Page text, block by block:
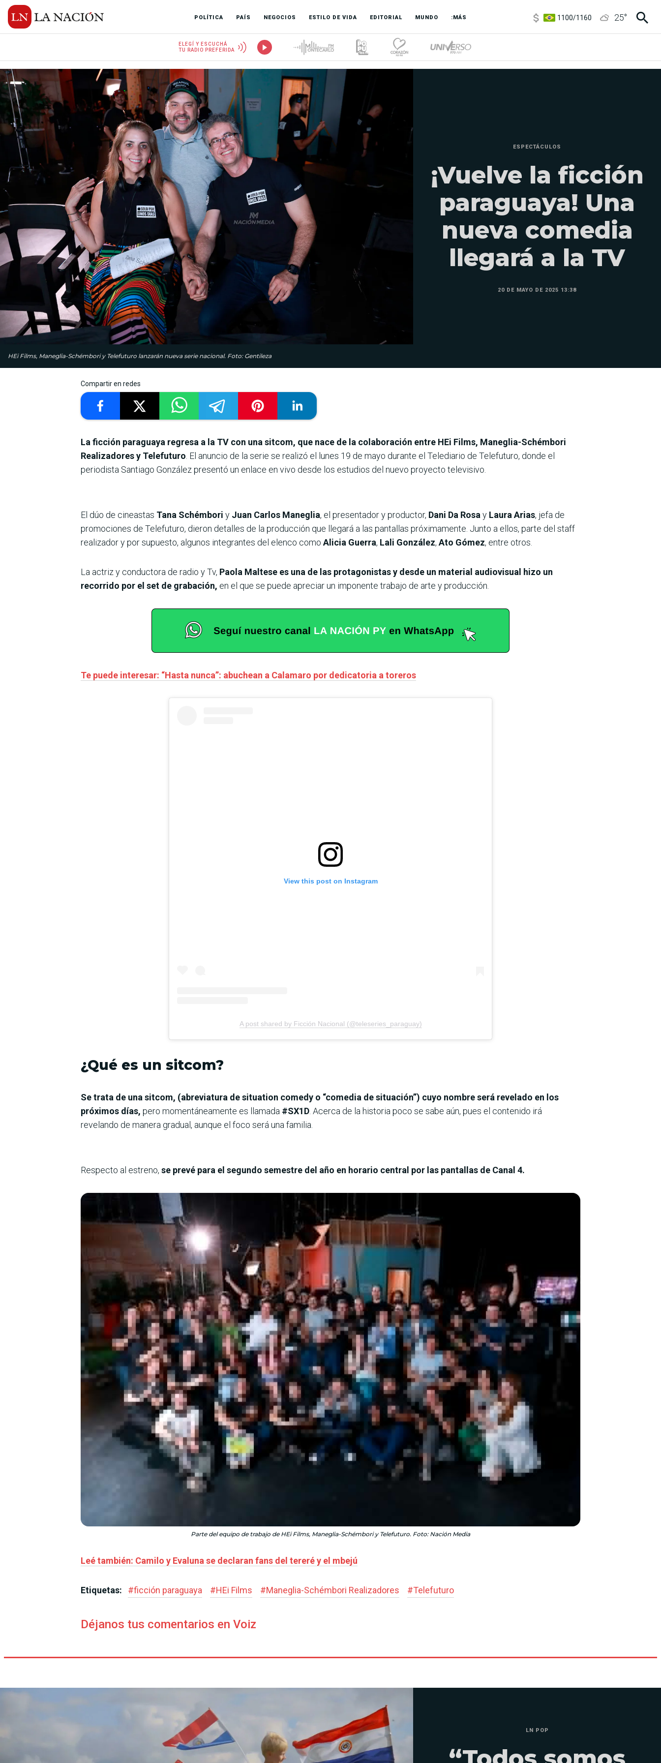
POLÍTICA PAÍS NEGOCIOS ESTILO DE VIDA EDITORIAL MUNDO :MÁS
3,8/4
25°
ELEGÍ Y ESCUCHÁ
TU RADIO PREFERIDA
HEi Films, Maneglia-Schémbori y Telefuturo lanzarán nueva serie nacional. Foto: Gentileza
ESPECTÁCULOS
¡Vuelve la ficción
paraguaya! Una
nueva comedia
llegará a la TV
20 DE MAYO DE 2025 13:38
Compartir en redes
La ficción paraguaya regresa a la TV con una sitcom, que nace de la colaboración entre HEi Films, Maneglia-Schémbori
Realizadores y Telefuturo . El anuncio de la serie se realizó el lunes 19 de mayo durante el Telediario de Telefuturo, donde el
periodista Santiago González presentó un enlace en vivo desde los estudios del nuevo proyecto televisivo.
El dúo de cineastas Tana Schémbori y Juan Carlos Maneglia, el presentador y productor, Dani Da Rosa y Laura Arias, jefa de
promociones de Telefuturo, dieron detalles de la producción que llegará a las pantallas próximamente. Junto a ellos, parte del staff
realizador y por supuesto, algunos integrantes del elenco como Alicia Guerra, Lali González, Ato Gómez, entre otros.
La actriz y conductora de radio y Tv, Paola Maltese es una de las protagonistas y desde un material audiovisual hizo un
recorrido por el set de grabación, en el que se puede apreciar un imponente trabajo de arte y producción.
Te puede interesar: “Hasta nunca”: abuchean a Calamaro por dedicatoria a toreros
View this post on Instagram
A post shared by Ficción Nacional (@teleseries_paraguay)
¿Qué es un sitcom?
Se trata de una sitcom, (abreviatura de situation comedy o “comedia de situación”) cuyo nombre será revelado en los
próximos días, pero momentáneamente es llamada #SX1D. Acerca de la historia poco se sabe aún, pues el contenido irá
revelando de manera gradual, aunque el foco será una familia.
Respecto al estreno, se prevé para el segundo semestre del año en horario central por las pantallas de Canal 4.
Parte del equipo de trabajo de HEi Films, Maneglia-Schémbori y Telefuturo. Foto: Nación Media
Leé también: Camilo y Evaluna se declaran fans del tereré y el mbejú
Etiquetas: #ficción paraguaya #HEi Films #Maneglia-Schémbori Realizadores #Telefuturo
Déjanos tus comentarios en Voiz
LN POP